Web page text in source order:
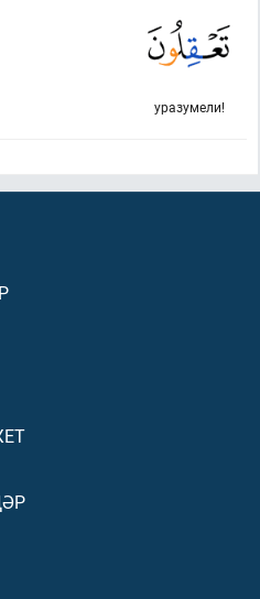
уразумели!